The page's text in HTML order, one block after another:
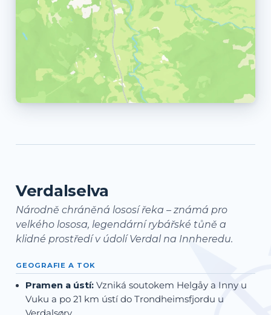
Verdalselva
Národně chráněná lososí řeka – známá pro
velkého lososa, legendární rybářské tůně a
klidné prostředí v údolí Verdal na Innheredu.
GEOGRAFIE A TOK
Pramen a ústí: Vzniká soutokem Helgåy a Inny u
Vuku a po 21 km ústí do Trondheimsfjordu u